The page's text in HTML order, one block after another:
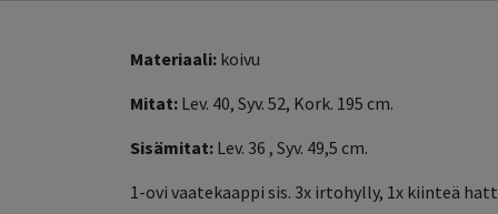
Materiaali: koivu
Mitat: Lev. 40, Syv. 52, Kork. 195 cm.
Sisämitat: Lev. 36 , Syv. 49,5 cm.
1-ovi vaatekaappi sis. 3x irtohylly, 1x kiinteä